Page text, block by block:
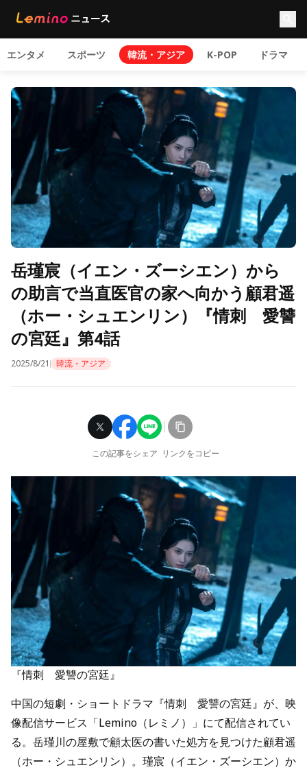
エンタメ スポーツ 韓流・アジア K-POP ドラマ
岳瑾宸（イエン・ズーシエン）から
の助言で当直医官の家へ向かう顧君遥
（ホー・シュエンリン）『情刺 愛讐
の宮廷』第4話
2025/8/21 韓流・アジア
この記事をシェア リンクをコピー
『情刺 愛讐の宮廷』
中国の短劇・ショートドラマ『情刺 愛讐の宮廷』が、映
像配信サービス「Lemino（レミノ）」にて配信されてい
る。岳瑾川の屋敷で顧太医の書いた処方を見つけた顧君遥
（ホー・シュエンリン）。瑾宸（イエン・ズーシエン）か